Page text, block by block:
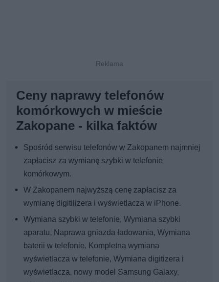
Ceny naprawy telefonów
komórkowych w mieście
Zakopane - kilka faktów
Spośród serwisu telefonów w Zakopanem najmniej
zapłacisz za wymianę szybki w telefonie
komórkowym.
W Zakopanem najwyższą cenę zapłacisz za
wymianę digitilizera i wyświetlacza w iPhone.
Wymiana szybki w telefonie, Wymiana szybki
aparatu, Naprawa gniazda ładowania, Wymiana
baterii w telefonie, Kompletna wymiana
wyświetlacza w telefonie, Wymiana digitizera i
wyświetlacza, nowy model Samsung Galaxy,